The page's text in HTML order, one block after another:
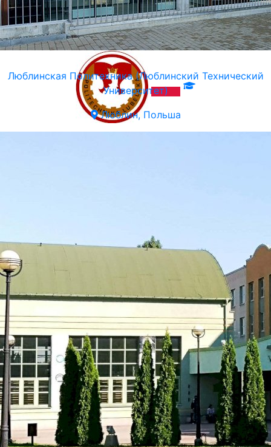
Люблинская Политехника (Люблинский Технический
Университет)
Люблин, Польша